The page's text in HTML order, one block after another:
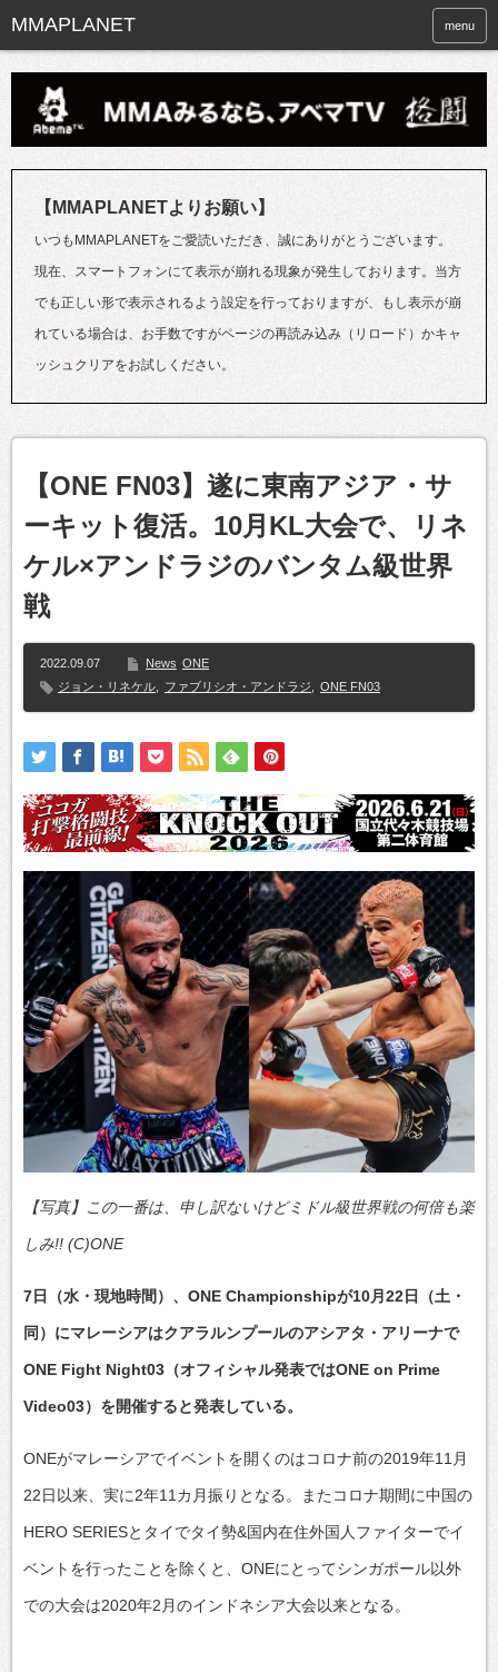
menu
【MMAPLANETよりお願い】
いつもMMAPLANETをご愛読いただき、誠にありがとうございます。
現在、スマートフォンにて表示が崩れる現象が発生しております。当方
でも正しい形で表示されるよう設定を行っておりますが、もし表示が崩
れている場合は、お手数ですがページの再読み込み（リロード）かキャ
ッシュクリアをお試しください。
【ONE FN03】遂に東南アジア・サ
ーキット復活。10月KL大会で、リネ
ケル×アンドラジのバンタム級世界
戦
2022.09.07 News ONE
ジョン・リネケル
ファブリシオ・アンドラジ ONE FN03
【写真】この一番は、申し訳ないけどミドル級世界戦の何倍も楽
しみ!! (C)ONE
7日（水・現地時間）、ONE Championshipが10月22日（土・
同）にマレーシアはクアラルンプールのアシアタ・アリーナで
ONE Fight Night03（オフィシャル発表ではONE on Prime
Video03）を開催すると発表している。
ONEがマレーシアでイベントを開くのはコロナ前の2019年11月
22日以来、実に2年11カ月振りとなる。またコロナ期間に中国の
HERO SERIESとタイでタイ勢&国内在住外国人ファイターでイ
ベントを行ったことを除くと、ONEにとってシンガポール以外
での大会は2020年2月のインドネシア大会以来となる。